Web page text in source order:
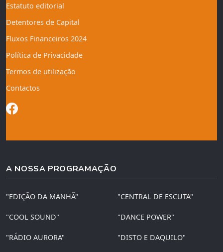
Estatuto editorial
Detentores de Capital
Fluxos Financeiros 2024
Política de Privacidade
Termos de utilização
Contactos
A NOSSA PROGRAMAÇÃO
"EDIÇÃO DA MANHÃ" "CENTRAL DE ESCUTA"
"COOL SOUND" "DANCE POWER"
"RÁDIO AURORA" "DISTO E DAQUILO"